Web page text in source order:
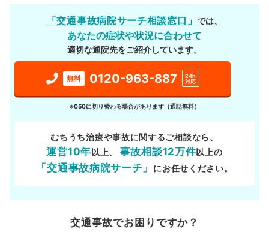
「交通事故病院サーチ相談窓口」では、
あなたの症状や状況に合わせて
適切な通院先をご紹介しています。
無料 0120-963-887
24h
対応
※050に切り替わる場合があります（通話無料）
むちうち治療や事故に関するご相談なら、
運営10年以上、 事故相談12万件以上の
「交通事故病院サーチ」 にお任せください。
交通事故でお困りですか？